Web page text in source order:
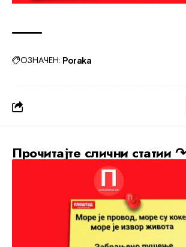
ОЗНАЧЕН: Poraka
Прочитајте слични статии ↷